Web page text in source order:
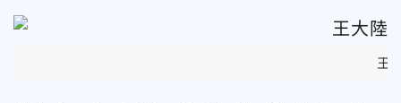
王